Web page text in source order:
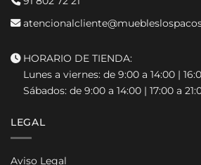
HORARIO DE TIENDA:
Lunes a viernes: de 9:00 a 14:00 |
Sábados: de 9:00 a 14:00 | 17:00 a
LEGAL
Aviso Legal